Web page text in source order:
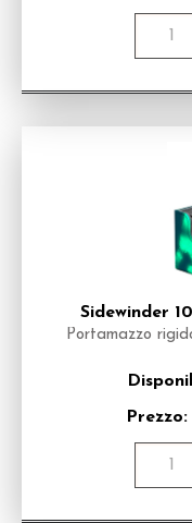
Sidewinder
Portamazzo
Prezzo: